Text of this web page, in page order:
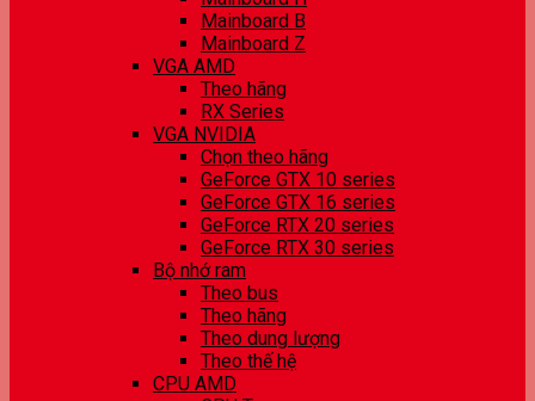
Mainboard B
Mainboard Z
VGA AMD
Theo hãng
RX Series
VGA NVIDIA
Chọn theo hãng
GeForce GTX 10 series
GeForce GTX 16 series
GeForce RTX 20 series
GeForce RTX 30 series
Bộ nhớ ram
Theo bus
Theo hãng
Theo dung lượng
Theo thế hệ
CPU AMD